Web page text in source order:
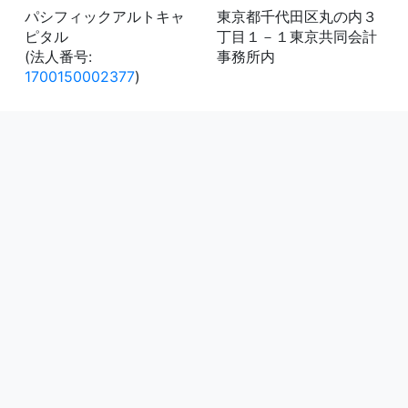
パシフィックアルトキャ
ピタル
(法人番号:
1700150002377)
東京都千代田区丸の内３
丁目１－１東京共同会計
事務所内